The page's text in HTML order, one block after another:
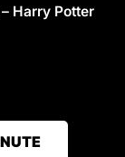
Harry Potter